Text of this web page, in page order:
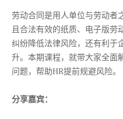
劳动合同是用人单位与劳动者
且合法有效的纸质、电子版劳
纠纷降低法律风险，还有利于
升。本期课程，就带大家全面
问题，帮助HR提前规避风险。
分享嘉宾：